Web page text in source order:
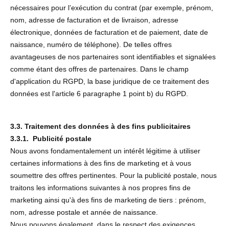
nécessaires pour l’exécution du contrat (par exemple, prénom,
nom, adresse de facturation et de livraison, adresse
électronique, données de facturation et de paiement, date de
naissance, numéro de téléphone). De telles offres
avantageuses de nos partenaires sont identifiables et signalées
comme étant des offres de partenaires. Dans le champ
d'application du RGPD, la base juridique de ce traitement des
données est l'article 6 paragraphe 1 point b) du RGPD.
3.3. Traitement des données à des fins publicitaires
3.3.1. Publicité postale
Nous avons fondamentalement un intérêt légitime à utiliser
certaines informations à des fins de marketing et à vous
soumettre des offres pertinentes. Pour la publicité postale, nous
traitons les informations suivantes à nos propres fins de
marketing ainsi qu'à des fins de marketing de tiers : prénom,
nom, adresse postale et année de naissance.